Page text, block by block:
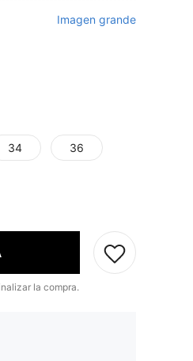
Imagen grande
34 36
la compra.